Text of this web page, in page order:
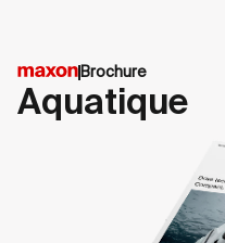
Brochure
Aquatique